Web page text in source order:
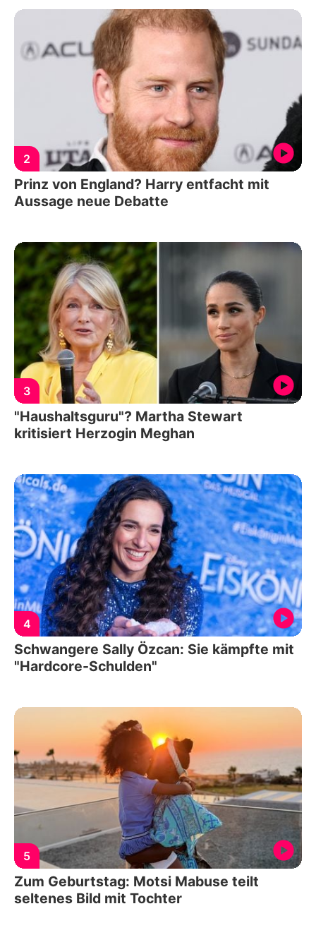
2
Prinz von England? Harry entfacht mit
Aussage neue Debatte
3
"Haushaltsguru"? Martha Stewart
kritisiert Herzogin Meghan
4
Schwangere Sally Özcan: Sie kämpfte mit
"Hardcore-Schulden"
5
Zum Geburtstag: Motsi Mabuse teilt
seltenes Bild mit Tochter